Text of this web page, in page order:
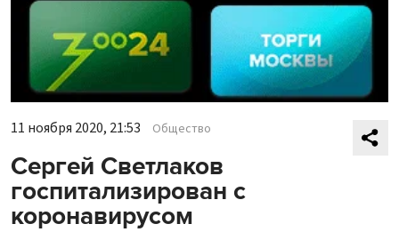
11 ноября 2020, 21:53 Общество
Сергей Светлаков
госпитализирован с
коронавирусом